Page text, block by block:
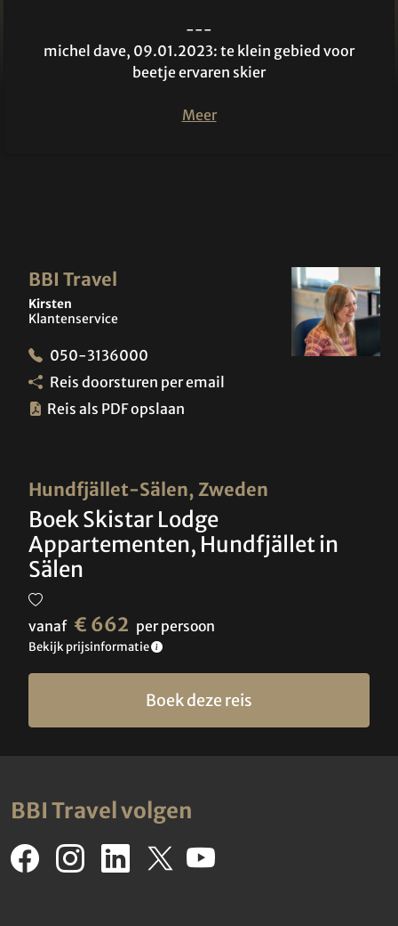
---
michel dave, 09.01.2023: te klein gebied voor
beetje ervaren skier
Meer
Hundfjället-Sälen, Zweden
Boek Skistar Lodge
Appartementen, Hundfjället in
Sälen
vanaf € 662 per persoon
Bekijk prijsinformatie
Boek deze reis
BBI Travel
Kirsten
Klantenservice
050-3136000
Reis doorsturen per email
Reis als PDF opslaan
BBI Travel volgen